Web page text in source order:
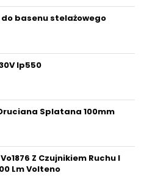
basenu stelażowego
Ip550
Splatana 100mm
Z Czujnikiem Ruchu I
Lm Volteno